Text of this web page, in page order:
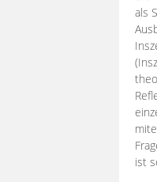
als
ist